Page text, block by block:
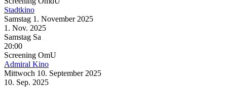
Stadtkino
Samstag 1. November 2025
1. Nov. 2025
Samstag Sa
20:00
Screening OmU
Admiral Kino
Mittwoch 10. September 2025
10. Sep. 2025